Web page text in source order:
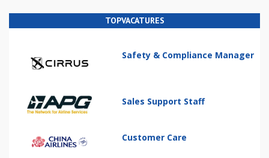
TOPVACATURES
Safety & Compliance Manager
Sales Support Staff
Customer Care